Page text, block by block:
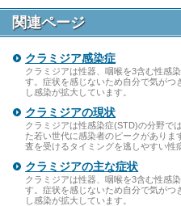
関連ページ
クラミジア感染症
クラミジアは性器、咽喉を3含む性感
す。症状を感じないため自分で気がつ
し感染が拡大しています。
クラミジアの現状
クラミジアは性感染症(STD)の分野で
た若い世代に感染者のピークがあり
査を受けるタイミングを逃しやすい性
クラミジアの主な症状
クラミジアは性器、咽喉を3含む性感
す。症状を感じないため自分で気がつ
し感染が拡大しています。